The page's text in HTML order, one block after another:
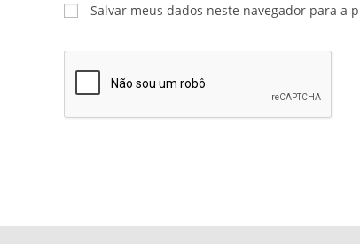
Salvar meus dados neste navegador para a